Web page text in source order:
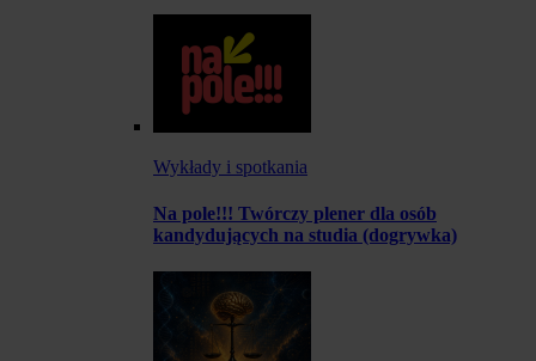
Wykłady i spotkania
Na pole!!! Twórczy plener dla osób
kandydujących na studia (dogrywka)